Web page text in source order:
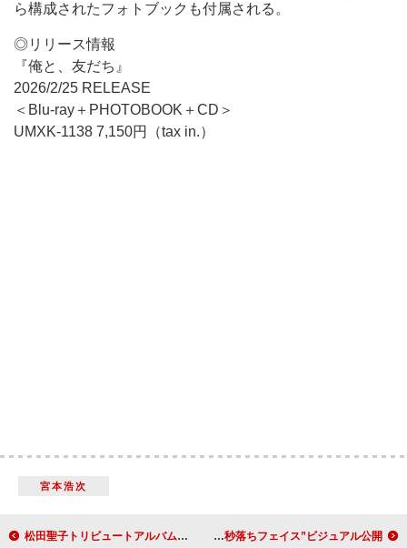
ら構成されたフォトブックも付属される。
◎リリース情報
『俺と、友だち』
2026/2/25 RELEASE
＜Blu-ray＋PHOTOBOOK＋CD＞
UMXK-1138 7,150円（tax in.）
宮本浩次
松田聖子トリビュートアルバム、全国発売＆配信が決定 aoen、無彩色の世界に佇む“秒落ちフェイス”ビジュアル公開